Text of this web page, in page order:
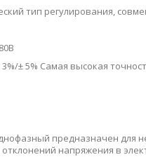
тип регулирования,
± 5% Самая высокая
предназначен для
напряжения в